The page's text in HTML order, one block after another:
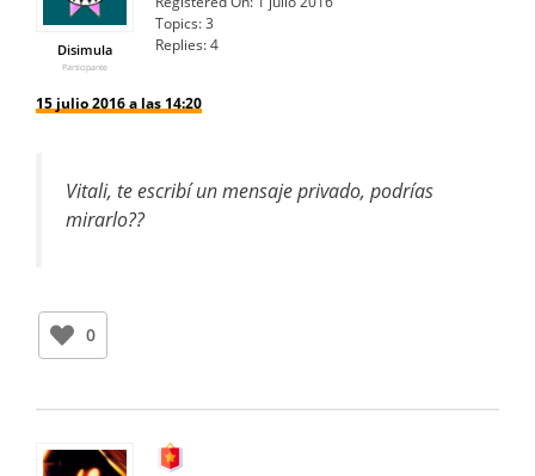
Disimula
Participante
Topics:3
Replies:4
15 julio 2016 a las 14:20
Vitali, te escribí un mensaje privado, podrías
mirarlo??
0